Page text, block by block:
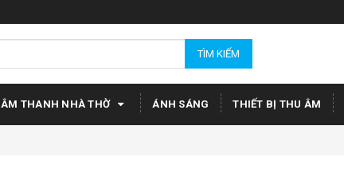
TÌM KIẾM
ÂM THANH NHÀ THỜ ÁNH SÁNG THIẾT BỊ THU ÂM